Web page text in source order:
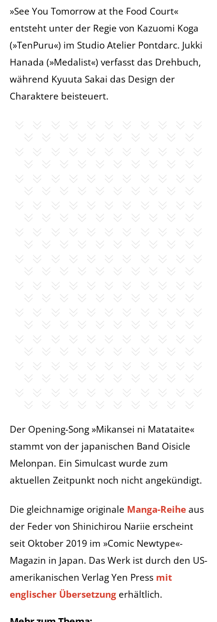
»See You Tomorrow at the Food Court«
entsteht unter der Regie von Kazuomi Koga
(»TenPuru«) im Studio Atelier Pontdarc. Jukki
Hanada (»Medalist«) verfasst das Drehbuch,
während Kyuuta Sakai das Design der
Charaktere beisteuert.
Der Opening-Song »Mikansei ni Matataite«
stammt von der japanischen Band Oisicle
Melonpan. Ein Simulcast wurde zum
aktuellen Zeitpunkt noch nicht angekündigt.
Die gleichnamige originale Manga-Reihe aus
der Feder von Shinichirou Nariie erscheint
seit Oktober 2019 im »Comic Newtype«-
Magazin in Japan. Das Werk ist durch den US-
amerikanischen Verlag Yen Press mit
englischer Übersetzung erhältlich.